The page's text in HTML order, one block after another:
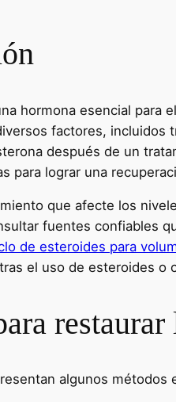
hormona esencial para
factores, incluidos
después de un
para lograr una
que afecte los
fuentes confiables
de esteroides para
el uso de esteroides
restaurar
algunos